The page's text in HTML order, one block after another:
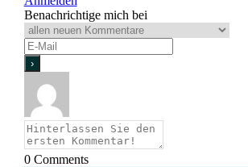
Benachrichtige mich bei
0Comments